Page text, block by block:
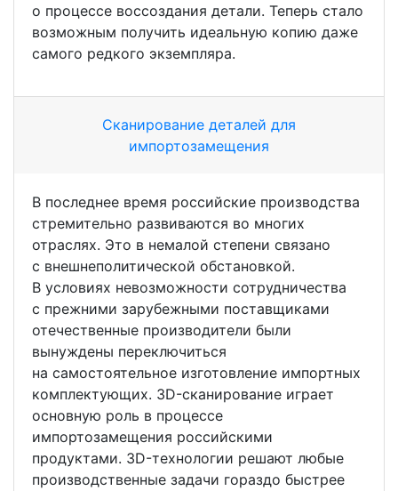
о процессе воссоздания детали. Теперь стало
возможным получить идеальную копию даже
самого редкого экземпляра.
Сканирование деталей для
импортозамещения
В последнее время российские производства
стремительно развиваются во многих
отраслях. Это в немалой степени связано
с внешнеполитической обстановкой.
В условиях невозможности сотрудничества
с прежними зарубежными поставщиками
отечественные производители были
вынуждены переключиться
на самостоятельное изготовление импортных
комплектующих. 3D-сканирование играет
основную роль в процессе
импортозамещения российскими
продуктами. 3D-технологии решают любые
производственные задачи гораздо быстрее